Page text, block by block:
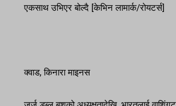
एकसाथ उभिएर बोल्दै [केभिन लामार्क/रोयटर्स]
क्वाड, किनारा माइनस